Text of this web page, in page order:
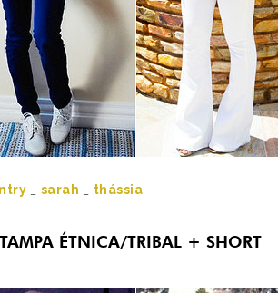
sarah thássia
ÉTNICA/TRIBAL + SHORT